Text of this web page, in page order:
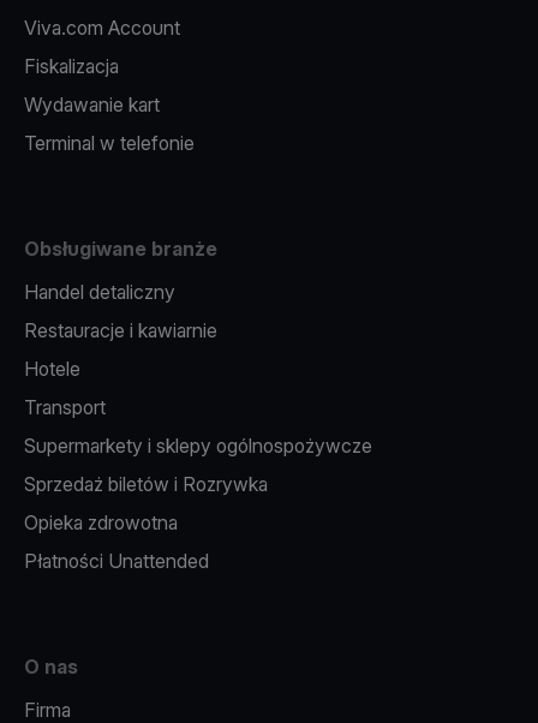
Viva.com Account
Fiskalizacja
Wydawanie kart
Terminal w telefonie
Obsługiwane branże
Handel detaliczny
Restauracje i kawiarnie
Hotele
Transport
Supermarkety i sklepy ogólnospożywcze
Sprzedaż biletów i Rozrywka
Opieka zdrowotna
Płatności Unattended
O nas
Firma